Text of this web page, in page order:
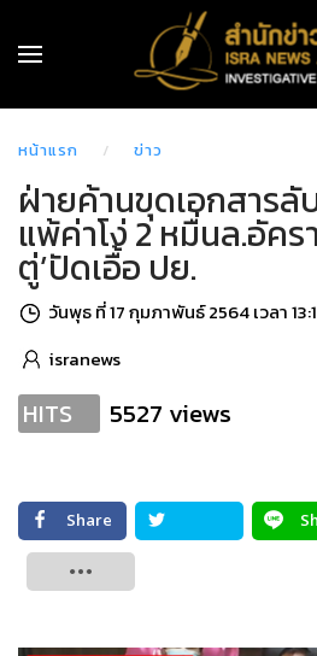
หน้าแรก ข่าว
ฝ่ายค้านขุดเอกสารลั
แพ้ค่าโง่ 2 หมื่นล.อัคร
ตู่’ปัดเอื้อ ปย.
วันพุธ ที่ 17 กุมภาพันธ์ 2564 เวลา
isranews
HITS 5527 views
Share